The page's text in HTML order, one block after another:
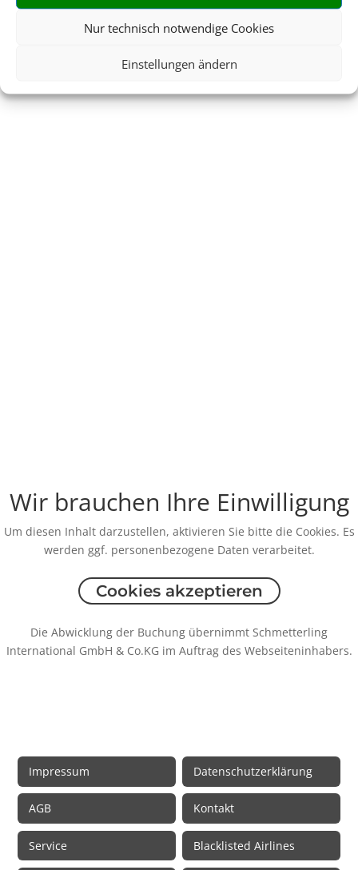
Nur technisch notwendige Cookies
Einstellungen ändern
Wir brauchen Ihre Einwilligung
Um diesen Inhalt darzustellen, aktivieren Sie bitte die Cookies. Es
werden ggf. personenbezogene Daten verarbeitet.
Cookies akzeptieren
Die Abwicklung der Buchung übernimmt Schmetterling
International GmbH & Co.KG im Auftrag des Webseiteninhabers.
Impressum Datenschutzerklärung
AGB Kontakt
Service Blacklisted Airlines